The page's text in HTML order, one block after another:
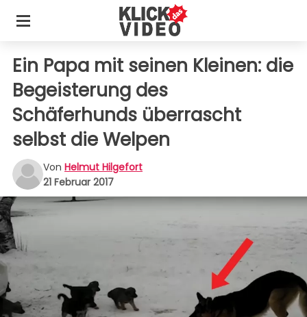
Ein Papa mit seinen Kleinen: die
Begeisterung des
Schäferhunds überrascht
selbst die Welpen
Von Helmut Hilgefort
21 Februar 2017